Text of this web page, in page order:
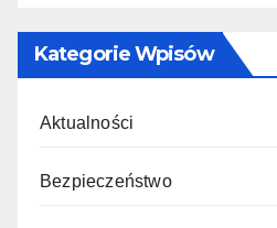
Kategorie Wpisów
Aktualności
Bezpieczeństwo